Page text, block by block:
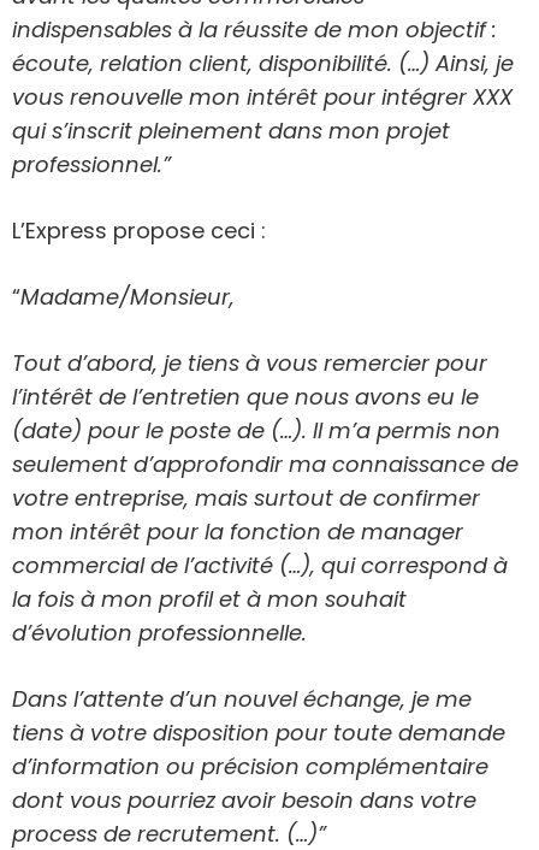
indispensables à la réussite de mon objectif :
écoute, relation client, disponibilité. (…) Ainsi, je
vous renouvelle mon intérêt pour intégrer XXX
qui s’inscrit pleinement dans mon projet
professionnel.”
L’Express propose ceci :
“Madame/Monsieur,
Tout d’abord, je tiens à vous remercier pour
l’intérêt de l’entretien que nous avons eu le
(date) pour le poste de (…). Il m’a permis non
seulement d’approfondir ma connaissance de
votre entreprise, mais surtout de confirmer
mon intérêt pour la fonction de manager
commercial de l’activité (…), qui correspond à
la fois à mon profil et à mon souhait
d’évolution professionnelle.
Dans l’attente d’un nouvel échange, je me
tiens à votre disposition pour toute demande
d’information ou précision complémentaire
dont vous pourriez avoir besoin dans votre
process de recrutement. (…)”